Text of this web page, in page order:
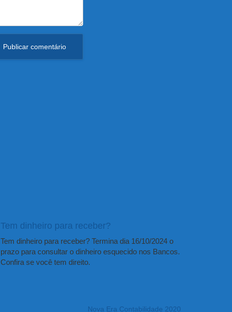
Tem dinheiro para receber?
Tem dinheiro para receber? Termina dia 16/10/2024 o
prazo para consultar o dinheiro esquecido nos Bancos.
Confira se você tem direito.
Nova Era Contabilidade 2020